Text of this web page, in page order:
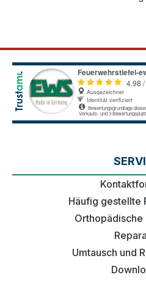
Häufig gestellte
Orthopädische
Umtausch und